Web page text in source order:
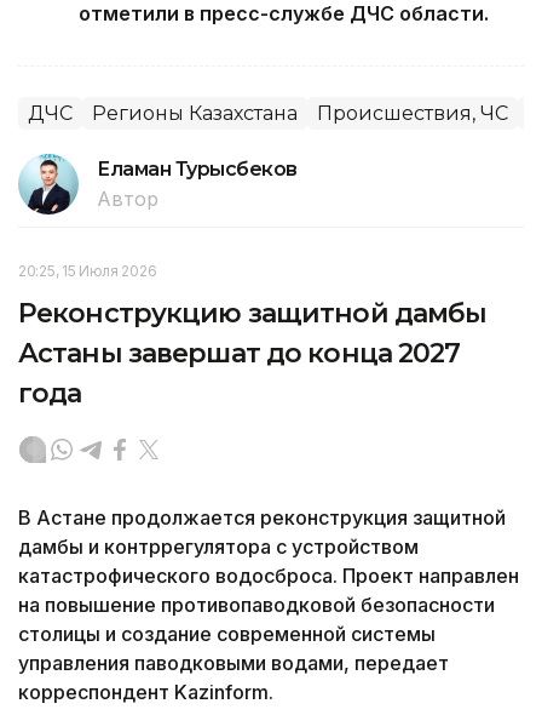
отметили в пресс-службе ДЧС области.
ДЧС Регионы Казахстана Происшествия, ЧС
Еламан Турысбеков
Автор
20:25, 15 Июля 2026
Реконструкцию защитной дамбы
Астаны завершат до конца 2027
года
В Астане продолжается реконструкция защитной
дамбы и контррегулятора с устройством
катастрофического водосброса. Проект направлен
на повышение противопаводковой безопасности
столицы и создание современной системы
управления паводковыми водами, передает
корреспондент Kazinform.